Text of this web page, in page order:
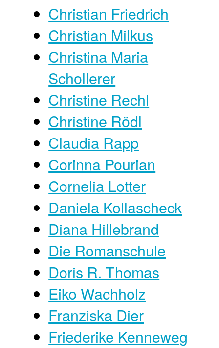
Christian Friedrich
Christian Milkus
Christina Maria
Schollerer
Christine Rechl
Christine Rödl
Claudia Rapp
Corinna Pourian
Cornelia Lotter
Daniela Kollascheck
Diana Hillebrand
Die Romanschule
Doris R. Thomas
Eiko Wachholz
Franziska Dier
Friederike Kenneweg